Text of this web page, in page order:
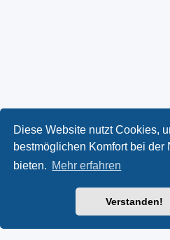
Diese Website nutzt Cookies,
bestmöglichen Komfort bei der
bieten. Mehr erfahren
Verstanden!